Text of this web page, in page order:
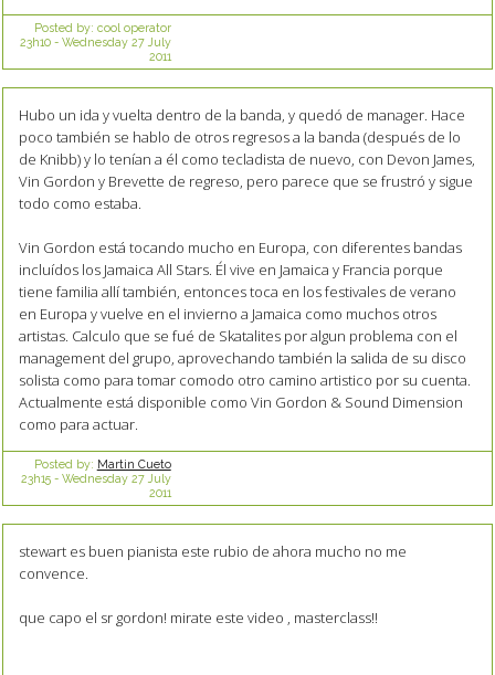
Posted by: cool operator
23h10- Wednesday 27 July
2011
Hubo un ida y vuelta dentro de la banda, y quedó de manager. Hace
poco también se hablo de otros regresos a la banda (después de lo
de Knibb) y lo tenían a él como tecladista de nuevo, con Devon James,
Vin Gordon y Brevette de regreso, pero parece que se frustró y sigue
todo como estaba.
Vin Gordon está tocando mucho en Europa, con diferentes bandas
incluídos los Jamaica All Stars. Él vive en Jamaica y Francia porque
tiene familia allí también, entonces toca en los festivales de verano
en Europa y vuelve en el invierno a Jamaica como muchos otros
artistas. Calculo que se fué de Skatalites por algun problema con el
management del grupo, aprovechando también la salida de su disco
solista como para tomar comodo otro camino artistico por su cuenta.
Actualmente está disponible como Vin Gordon & Sound Dimension
como para actuar.
Posted by: Martin Cueto
23h15- Wednesday 27 July
2011
stewart es buen pianista este rubio de ahora mucho no me
convence.
que capo el sr gordon! mirate este video , masterclass!!